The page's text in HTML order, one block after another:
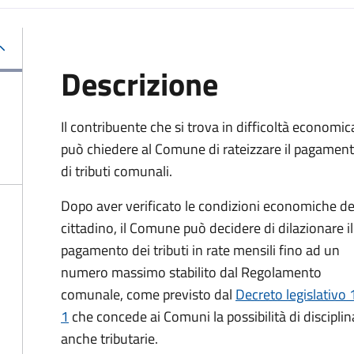
Descrizione
Il contribuente che si trova in difficoltà
può chiedere al Comune di rateizzare il
di tributi comunali.
Dopo aver verificato le condizioni economiche
cittadino, il Comune può decidere di dilazionare il
pagamento dei tributi in rate mensili fino ad un
numero massimo stabilito dal Regolamento
comunale, come previsto dal Decreto legislativo
1 che concede ai Comuni la possibilità di
anche tributarie.